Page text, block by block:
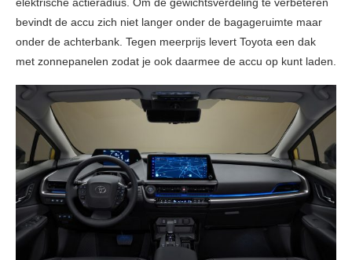
bevindt de accu zich niet langer onder de bagageruimte maar
onder de achterbank. Tegen meerprijs levert Toyota een dak
met zonnepanelen zodat je ook daarmee de accu op kunt laden.